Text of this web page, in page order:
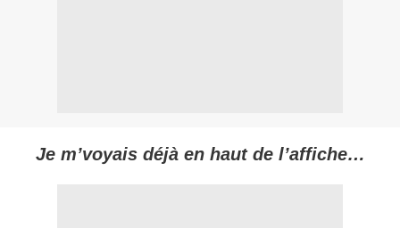
Je m’voyais déjà en haut de l’affiche…